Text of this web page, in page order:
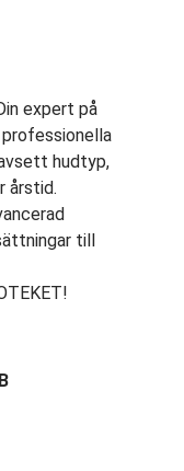
expert på
professionella
hudtyp,
årstid.
till